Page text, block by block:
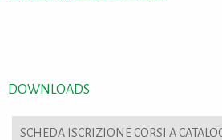
DOWNLOADS
SCHEDA ISCRIZIONE CORSI A